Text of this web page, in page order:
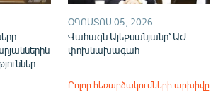
ՕԳՈՍՏՈՍ 05, 2026
Վահագն Ալեքսանյանը՝ ԱԺ
փոխնախագահ
Բոլոր հեռարձակումների արխիվը